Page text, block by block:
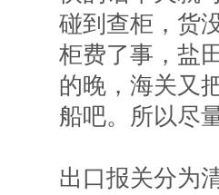
碰到查柜，货
柜费了事，盐
的晚，海关又
船吧。所以尽
出口报关分为